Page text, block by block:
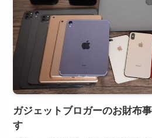
ガジェットブロガーのお財布
す